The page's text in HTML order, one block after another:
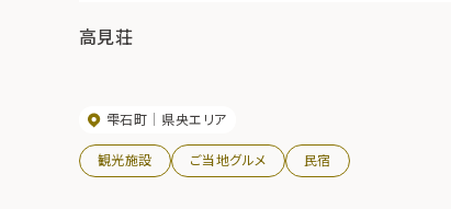
高見荘
雫石町 県央エリア
観光施設 ご当地グルメ 民宿